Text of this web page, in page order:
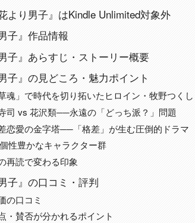
より男子』はKindle Unlimited対象外
子』作品情報
子』あらすじ・ストーリー概要
子』の見どころ・魅力ポイント
魂」で時代を切り拓いたヒロイン・牧野つくし
司 vs 花沢類──永遠の「どっち派？」問題
恋愛の金字塔──「格差」が生む圧倒的ドラマ
性豊かなキャラクター群
再読で変わる印象
子』の口コミ・評判
の口コミ
・賛否が分かれるポイント